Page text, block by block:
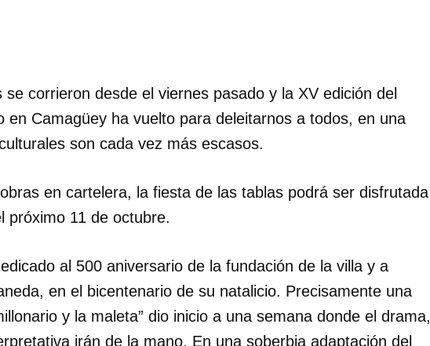
se corrieron desde el viernes pasado y la XV edición del
en Camagüey ha vuelto para deleitarnos a todos, en una
son cada vez más escasos.
en cartelera, la fiesta de las tablas podrá ser disfrutada
próximo 11 de octubre.
al 500 aniversario de la fundación de la villa y a
en el bicentenario de su natalicio. Precisamente una
y la maleta” dio inicio a una semana donde el drama,
irán de la mano. En una soberbia adaptación del